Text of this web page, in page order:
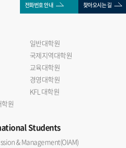
전화번호 안내 찾아오시는 길
일반대학원
국제지역대학원
교육대학원
경영대학원
KFL 대학원
원
Students
& Management(OIAM)